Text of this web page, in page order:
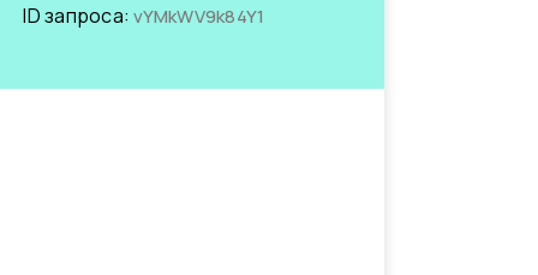
ID запроса:vYMkWV9k84Y1